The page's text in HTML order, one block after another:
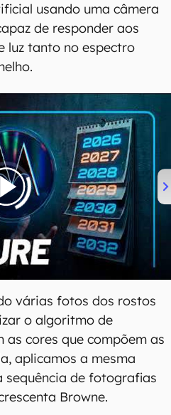
usando uma câmera
de responder aos
luz tanto no espectro
várias fotos dos rostos
o algoritmo de
cores que compõem as
aplicamos a mesma
de fotografias
Browne.